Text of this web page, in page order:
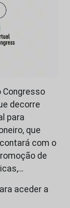
Congresso
decorre
para
que
com o
de
aceder a